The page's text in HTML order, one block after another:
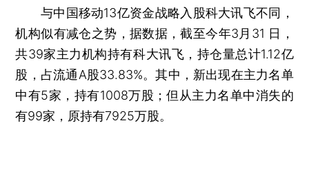
与中国移动13亿资金战略入股科大讯飞不同，
机构似有减仓之势，据数据，截至今年3月31 日，
共39家主力机构持有科大讯飞，持仓量总计1.12亿
股，占流通A股33.83%。其中，新出现在主力名单
中有5家，持有1008万股；但从主力名单中消失的
有99家，原持有7925万股。